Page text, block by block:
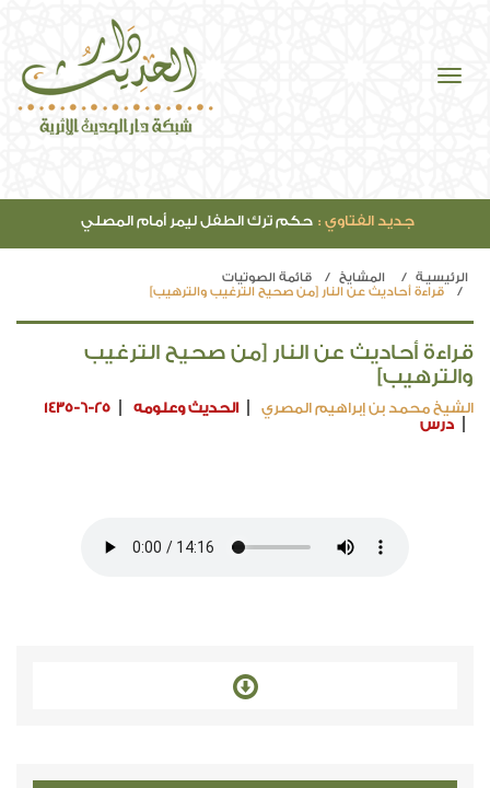
جديد الفتاوي : حكم ترك الطفل ليمر أمام المصلي
الرئيسيـة المشايخ
قائمة الصوتيات
قراءة أحاديث عن النار [من صحيح الترغيب والترهيب]
قراءة أحاديث عن النار [من صحيح الترغيب
والترهيب]
الشيخ محمد بن إبراهيم المصري الحديث وعلومه
1435-6-25
درس